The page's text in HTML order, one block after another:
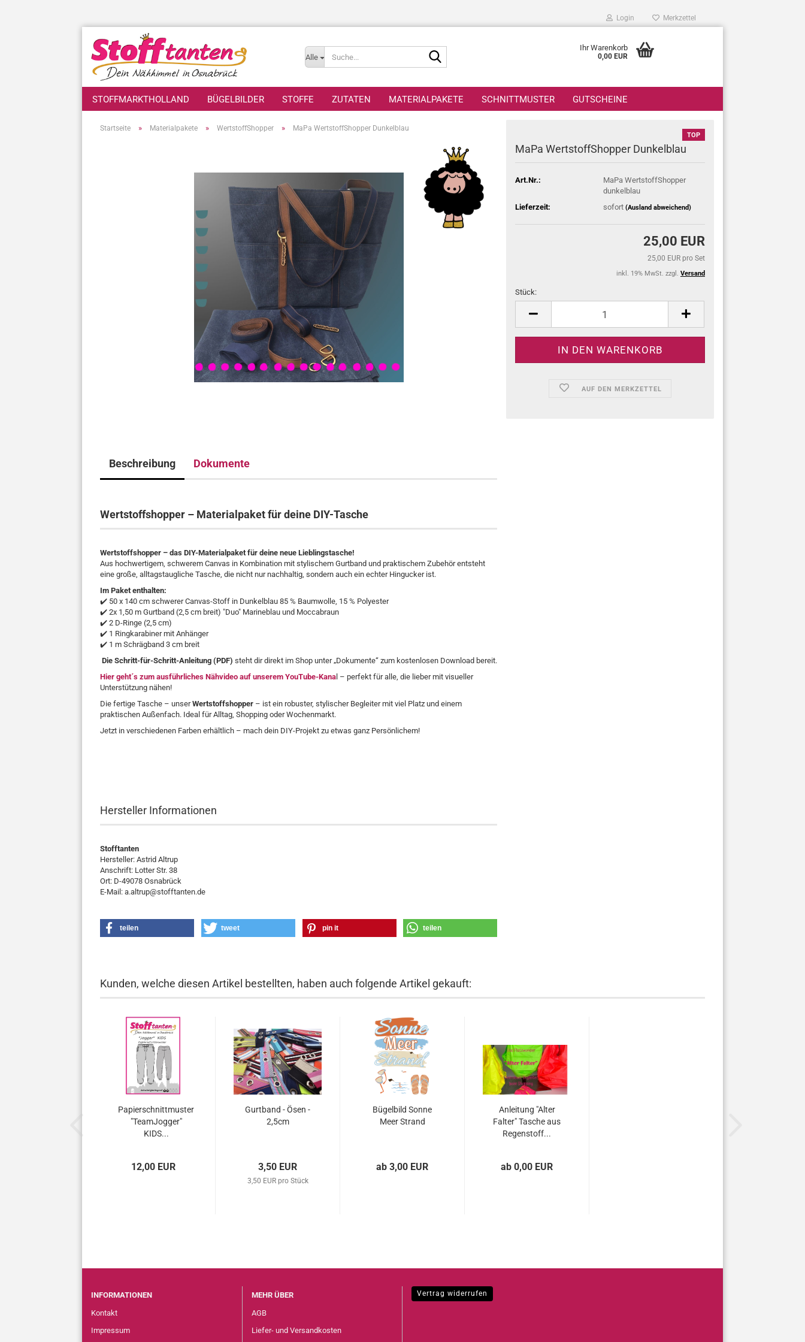
Login Merkzettel
Alle
Ihr Warenkorb
0,00 EUR
STOFFMARKTHOLLAND BÜGELBILDER STOFFE ZUTATEN MATERIALPAKETE SCHNITTMUSTER GUTSCHEINE
Startseite » Materialpakete » WertstoffShopper » MaPa WertstoffShopper Dunkelblau
TOP
MaPa WertstoffShopper Dunkelblau
Art.Nr.:
MaPa WertstoffShopper
dunkelblau
Lieferzeit:
sofort(Ausland abweichend)
25,00 EUR
25,00 EUR pro Set
inkl. 19% MwSt. zzgl. Versand
Stück:
Stück
AUF DEN MERKZETTEL
Beschreibung Dokumente
Wertstoffshopper – Materialpaket für deine DIY-Tasche
Wertstoffshopper – das DIY-Materialpaket für deine neue Lieblingstasche!
Aus hochwertigem, schwerem Canvas in Kombination mit stylischem Gurtband und praktischem Zubehör entsteht
eine große, alltagstaugliche Tasche, die nicht nur nachhaltig, sondern auch ein echter Hingucker ist.
Im Paket enthalten:
✔️ 50 x 140 cm schwerer Canvas-Stoff in Dunkelblau 85 % Baumwolle, 15 % Polyester
✔️ 2x 1,50 m Gurtband (2,5 cm breit) "Duo" Marineblau und Moccabraun
✔️ 2 D-Ringe (2,5 cm)
✔️ 1 Ringkarabiner mit Anhänger
✔️ 1 m Schrägband 3 cm breit
Die Schritt-für-Schritt-Anleitung (PDF) steht dir direkt im Shop unter „Dokumente“ zum kostenlosen Download bereit.
Hier geht´s zum ausführliches Nähvideo auf unserem YouTube-Kana l – perfekt für alle, die lieber mit visueller
Unterstützung nähen!
Die fertige Tasche – unserWertstoffshopper – ist ein robuster, stylischer Begleiter mit viel Platz und einem
praktischen Außenfach. Ideal für Alltag, Shopping oder Wochenmarkt.
Jetzt in verschiedenen Farben erhältlich – mach dein DIY-Projekt zu etwas ganz Persönlichem!
Hersteller Informationen
Stofftanten
Hersteller: Astrid Altrup
Anschrift: Lotter Str. 38
Ort: D-49078 Osnabrück
E-Mail: a.altrup@stofftanten.de
teilen tweet pin it teilen
Kunden, welche diesen Artikel bestellten, haben auch folgende Artikel gekauft:
Papierschnittmuster
"TeamJogger"
KIDS...
12,00 EUR
Gurtband - Ösen -
2,5cm
3,50 EUR
3,50 EUR pro Stück
Bügelbild Sonne
Meer Strand
ab 3,00 EUR
Anleitung "Alter
Falter" Tasche aus
Regenstoff...
ab 0,00 EUR
INFORMATIONEN
Kontakt
Impressum
MEHR ÜBER
AGB
Liefer- und Versandkosten
Vertrag widerrufen